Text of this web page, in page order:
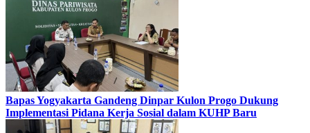
Bapas Yogyakarta Gandeng Dinpar Kulon Progo Dukung
Implementasi Pidana Kerja Sosial dalam KUHP Baru